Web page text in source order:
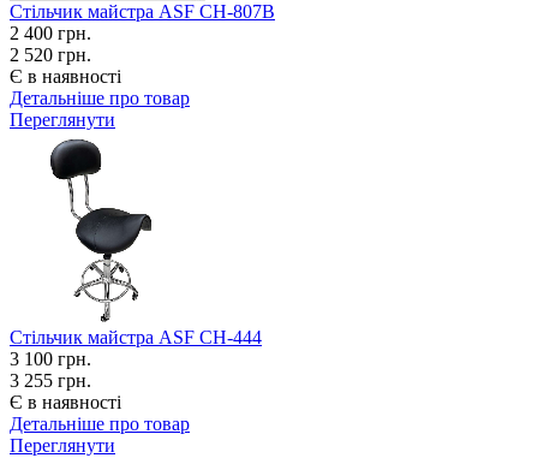
Стільчик майстра ASF СН-807В
2 400 грн.
2 520 грн.
Є в наявності
Детальніше про товар
Переглянути
Стільчик майстра ASF СН-444
3 100 грн.
3 255 грн.
Є в наявності
Детальніше про товар
Переглянути